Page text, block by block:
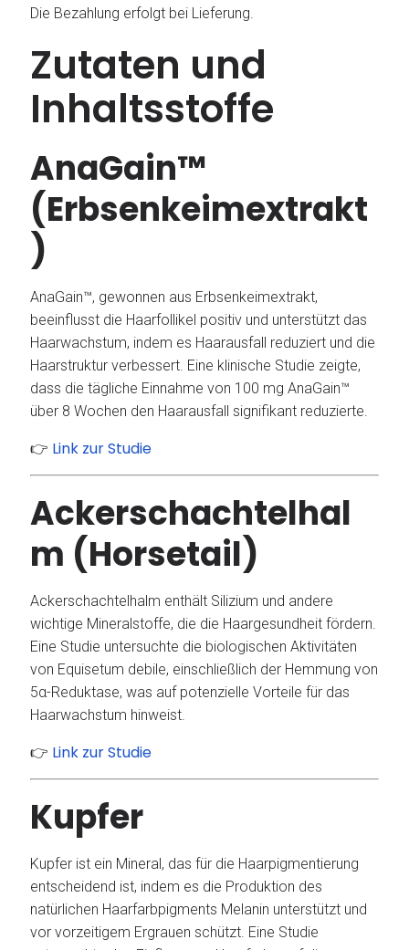
Die Bezahlung erfolgt bei Lieferung.
Zutaten und
Inhaltsstoffe
AnaGain™
(Erbsenkeimextrakt
)
AnaGain™, gewonnen aus Erbsenkeimextrakt,
beeinflusst die Haarfollikel positiv und unterstützt das
Haarwachstum, indem es Haarausfall reduziert und die
Haarstruktur verbessert. Eine klinische Studie zeigte,
dass die tägliche Einnahme von 100 mg AnaGain™
über 8 Wochen den Haarausfall signifikant reduzierte.
👉 Link zur Studie
Ackerschachtelhal
m (Horsetail)
Ackerschachtelhalm enthält Silizium und andere
wichtige Mineralstoffe, die die Haargesundheit fördern.
Eine Studie untersuchte die biologischen Aktivitäten
von Equisetum debile, einschließlich der Hemmung von
5α-Reduktase, was auf potenzielle Vorteile für das
Haarwachstum hinweist.
👉 Link zur Studie
Kupfer
Kupfer ist ein Mineral, das für die Haarpigmentierung
entscheidend ist, indem es die Produktion des
natürlichen Haarfarbpigments Melanin unterstützt und
vor vorzeitigem Ergrauen schützt. Eine Studie